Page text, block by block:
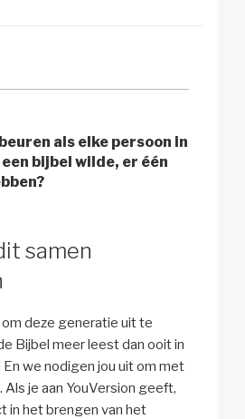
als elke persoon in
bijbel wilde, er één
samen
deze generatie uit te
Bijbel meer leest dan ooit in
we nodigen jou uit om met
je aan YouVersion geeft,
in het brengen van het